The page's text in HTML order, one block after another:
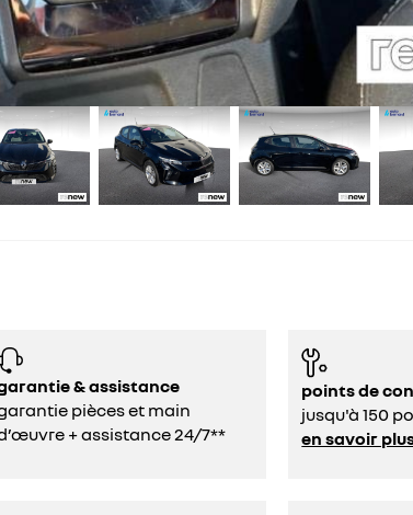
& assistance
pièces et main
+ assistance 24/7**
points de
jusqu'à 150
en savoir